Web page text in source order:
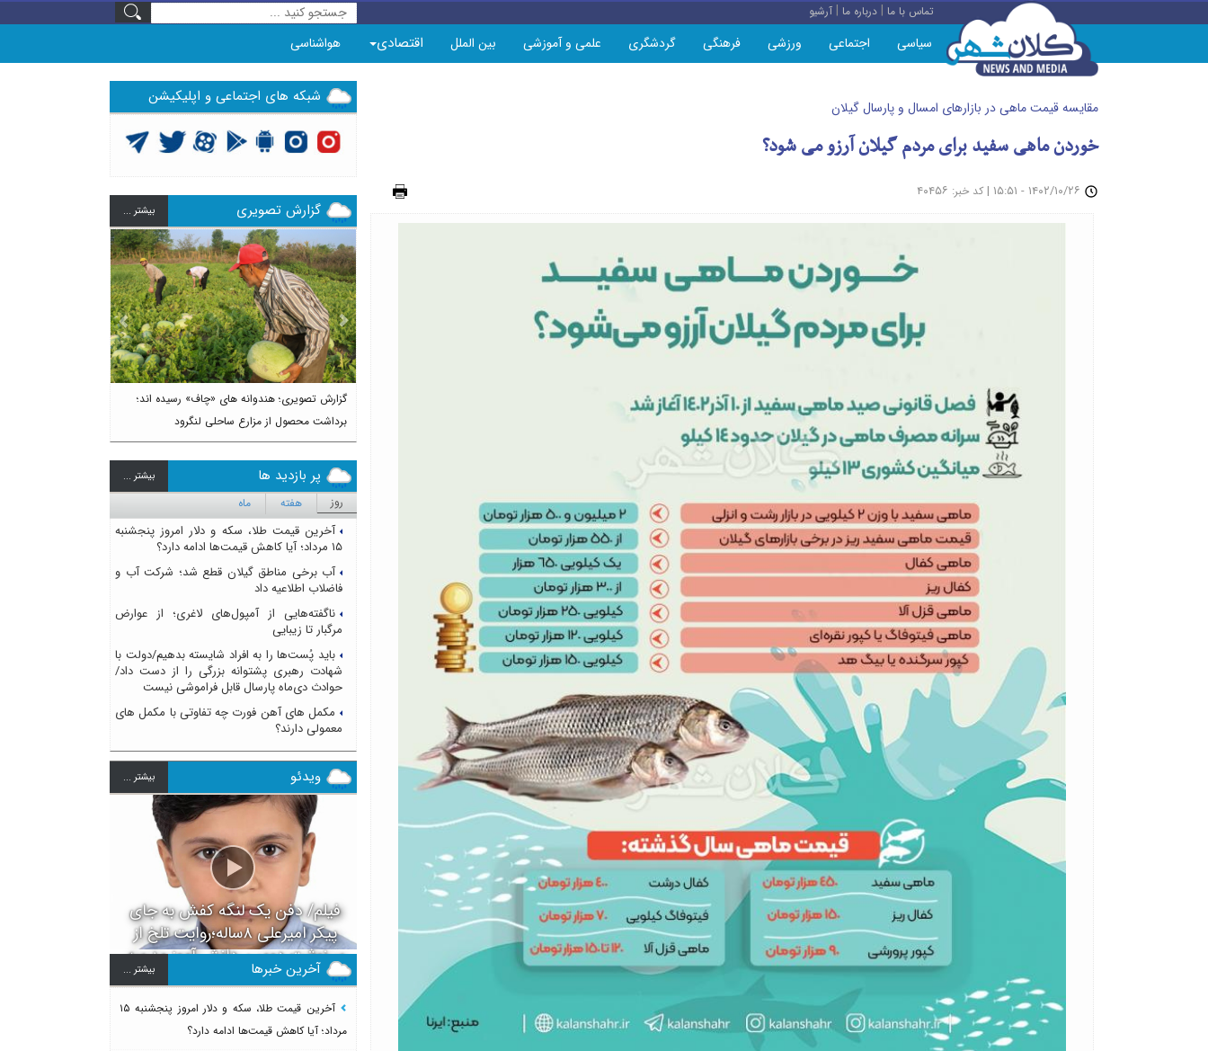
تماس با ما |درباره ما |آرشیو
سیاسی اجتماعی ورزشی فرهنگی گردشگری علمی و آموزشی بین الملل اقتصادی هواشناسی
مقایسه قیمت ماهی در بازارهای امسال و پارسال گیلان
خوردن ماهی سفید برای مردم گیلان آرزو می شود؟
| کد خبر: ۴۰۴۵۶
شبکه های اجتماعی و اپلیکیشن
گزارش تصویری بيشتر ...
گزارش تصویری؛ هندوانه های «چاف» رسیده اند؛
برداشت محصول از مزارع ساحلی لنگرود
Previous Next
پر بازدید ها بيشتر ...
روز هفته ماه
آخرین قیمت طلا، سکه و دلار امروز پنجشنبه
۱۵ مرداد؛ آیا کاهش قیمت‌ها ادامه دارد؟
آب برخی مناطق گیلان قطع شد؛ شرکت آب و
فاضلاب اطلاعیه داد
ناگفته‌هایی از آمپول‌های لاغری؛ از عوارض
مرگبار تا زیبایی
باید پُست‌ها را به افراد شایسته بدهیم/دولت با
شهادت رهبری پشتوانه بزرگی را از دست داد/
حوادث دی‌ماه پارسال قابل فراموشی نیست
مکمل های آهن فورت چه تفاوتی با مکمل های
معمولی دارند؟
ویدئو بيشتر ...
فیلم/ دفن یک لنگه کفش به جای
پیکر امیرعلی ۸ساله؛روایت تلخ از
سرنوشت دومین دانش آموز مدرسه
میناب بعد از ماکان
آخرین خبرها بيشتر ...
آخرین قیمت طلا، سکه و دلار امروز پنجشنبه ۱۵
مرداد؛ آیا کاهش قیمت‌ها ادامه دارد؟